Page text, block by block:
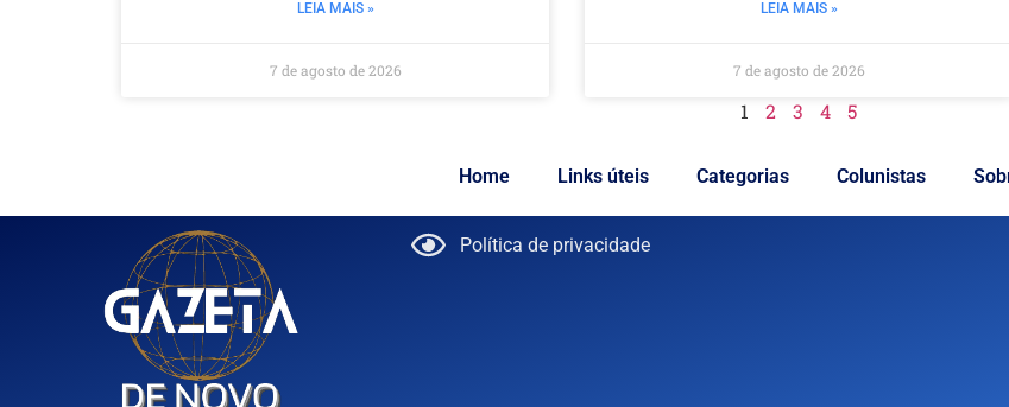
LEIA MAIS »
7 de agosto de 2026
LEIA MAIS »
7 de agosto de 2026
1 2 3 4 5
Home Links úteis Categorias Colunistas
Política de privacidade